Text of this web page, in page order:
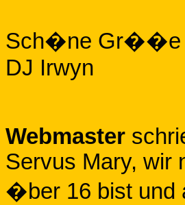
Sch�ne Gr��e
DJ Irwyn
Webmaster
Servus Mary, wir
�ber 16 bist und